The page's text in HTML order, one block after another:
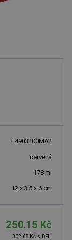
F4903200MA2
červená
178 ml
12 x 3,5 x 6 cm
250.15 Kč
302.68 Kč s DPH